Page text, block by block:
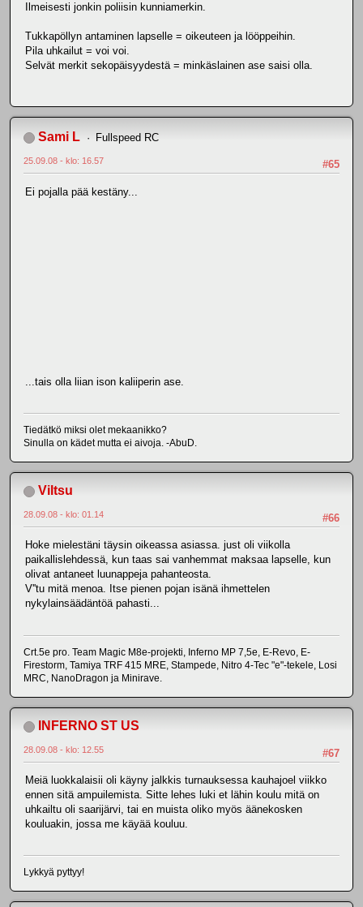
Ilmeisesti jonkin poliisin kunniamerkin.
Tukkapöllyn antaminen lapselle = oikeuteen ja lööppeihin.
Pila uhkailut = voi voi.
Selvät merkit sekopäisyydestä = minkäslainen ase saisi olla.
Sami L Fullspeed RC
#65
25.09.08 - klo: 16.57
Ei pojalla pää kestäny...
...tais olla liian ison kaliiperin ase.
Tiedätkö miksi olet mekaanikko?
Sinulla on kädet mutta ei aivoja. -AbuD.
Viltsu
#66
28.09.08 - klo: 01.14
Hoke mielestäni täysin oikeassa asiassa. just oli viikolla
paikallislehdessä, kun taas sai vanhemmat maksaa lapselle, kun
olivat antaneet luunappeja pahanteosta.
V''tu mitä menoa. Itse pienen pojan isänä ihmettelen
nykylainsäädäntöä pahasti...
Crt.5e pro. Team Magic M8e-projekti, Inferno MP 7,5e, E-Revo, E-
Firestorm, Tamiya TRF 415 MRE, Stampede, Nitro 4-Tec "e"-tekele, Losi
MRC, NanoDragon ja Minirave.
INFERNO ST US
#67
28.09.08 - klo: 12.55
Meiä luokkalaisii oli käyny jalkkis turnauksessa kauhajoel viikko
ennen sitä ampuilemista. Sitte lehes luki et lähin koulu mitä on
uhkailtu oli saarijärvi, tai en muista oliko myös äänekosken
kouluakin, jossa me käyää kouluu.
Lykkyä pyttyy!